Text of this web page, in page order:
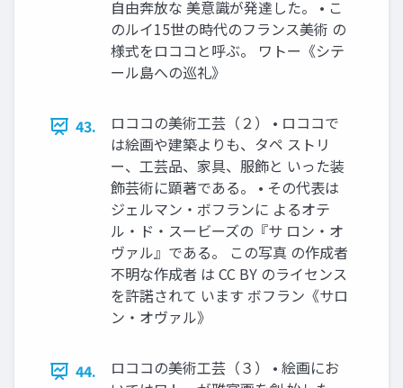
自由奔放な 美意識が発達した。 • こ
のルイ15世の時代のフランス美術 の
様式をロココと呼ぶ。 ワトー《シテ
ール島への巡礼》
43.
ロココの美術工芸（２） • ロココで
は絵画や建築よりも、タペ ストリ
ー、工芸品、家具、服飾と いった装
飾芸術に顕著である。 • その代表は
ジェルマン・ボフランに よるオテ
ル・ド・スービーズの『サ ロン・オ
ヴァル』である。 この写真 の作成者
不明な作成者 は CC BY のライセンス
を許諾されて います ボフラン《サロ
ン・オヴァル》
44.
ロココの美術工芸（３） • 絵画にお